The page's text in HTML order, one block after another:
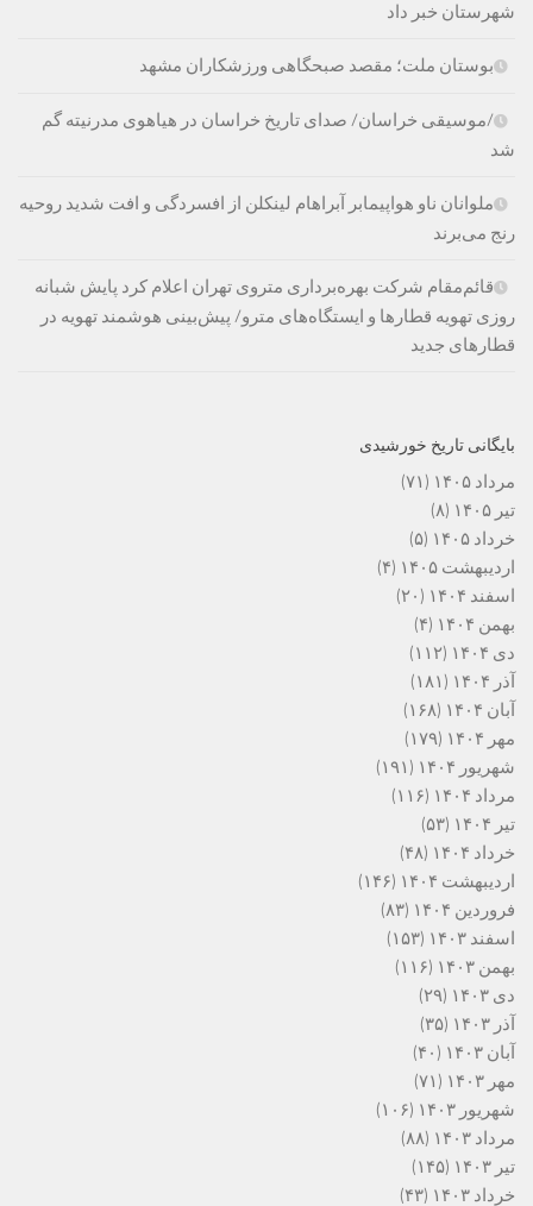
شهرستان خبر داد
بوستان ملت؛ مقصد صبحگاهی ورزشکاران مشهد
/موسیقی خراسان/ صدای تاریخ خراسان در هیاهوی مدرنیته گم
شد
ملوانان ناو هواپیمابر آبراهام لینکلن از افسردگی و افت شدید روحیه
رنج می‌برند
قائم‌مقام شرکت بهره‌برداری متروی تهران اعلام کرد پایش شبانه
روزی تهویه قطارها و ایستگاه‌های مترو/ پیش‌بینی هوشمند تهویه در
قطارهای جدید
بایگانی تاریخ خورشیدی
مرداد ۱۴۰۵
(۷۱)
تیر ۱۴۰۵
(۸)
خرداد ۱۴۰۵
(۵)
اردیبهشت ۱۴۰۵
(۴)
اسفند ۱۴۰۴
(۲۰)
بهمن ۱۴۰۴
(۴)
دی ۱۴۰۴
(۱۱۲)
آذر ۱۴۰۴
(۱۸۱)
آبان ۱۴۰۴
(۱۶۸)
مهر ۱۴۰۴
(۱۷۹)
شهریور ۱۴۰۴
(۱۹۱)
مرداد ۱۴۰۴
(۱۱۶)
تیر ۱۴۰۴
(۵۳)
خرداد ۱۴۰۴
(۴۸)
اردیبهشت ۱۴۰۴
(۱۴۶)
فروردین ۱۴۰۴
(۸۳)
اسفند ۱۴۰۳
(۱۵۳)
بهمن ۱۴۰۳
(۱۱۶)
دی ۱۴۰۳
(۲۹)
آذر ۱۴۰۳
(۳۵)
آبان ۱۴۰۳
(۴۰)
مهر ۱۴۰۳
(۷۱)
شهریور ۱۴۰۳
(۱۰۶)
مرداد ۱۴۰۳
(۸۸)
تیر ۱۴۰۳
(۱۴۵)
خرداد ۱۴۰۳
(۴۳)